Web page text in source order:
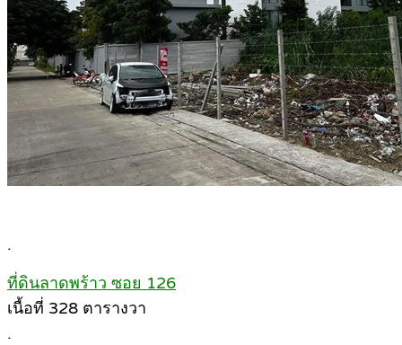
.
ที่ดินลาดพร้าว ซอย 126
เนื้อที่ 328 ตารางวา
.